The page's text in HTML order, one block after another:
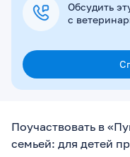
Обсудить
с
Поучаствовать в
семьей: для детей